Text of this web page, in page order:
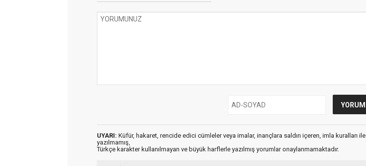
UYARI: Küfür, hakaret, rencide edici cümleler veya imalar, inançlara saldırı içeren, imla kuralları ile
yazılmamış,
Türkçe karakter kullanılmayan ve büyük harflerle yazılmış yorumlar onaylanmamaktadır.